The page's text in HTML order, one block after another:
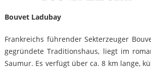
Bouvet Ladubay
Frankreichs führender Sekterzeuger
gegründete Traditionshaus, liegt im
Saumur. Es verfügt über ca. 8 km lange,